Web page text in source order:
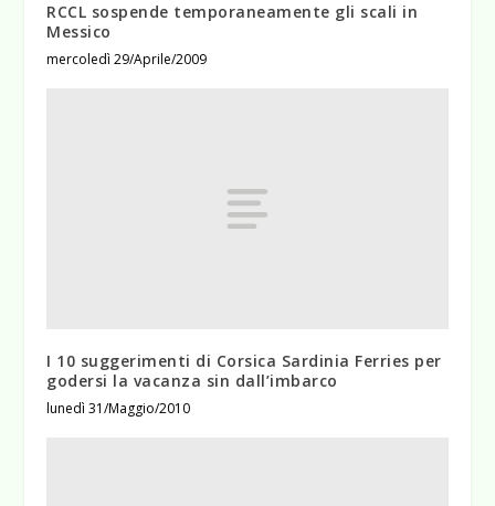
RCCL sospende temporaneamente gli scali in
Messico
mercoledì 29/Aprile/2009
I 10 suggerimenti di Corsica Sardinia Ferries per
godersi la vacanza sin dall’imbarco
lunedì 31/Maggio/2010